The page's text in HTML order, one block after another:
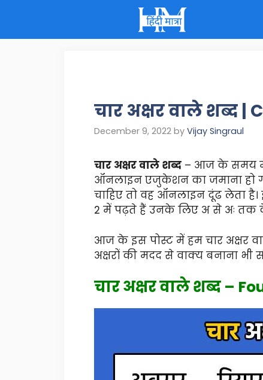
content
चार अक्षर वाले शब्द |
December 9, 2022 by Vijay Singraul
चार अक्षर वाले शब्द – आज के समय में
ऑनलाइन एजुकेशन का जमाना हो
चाहिए तो वह ऑनलाइन दूंढ लेता है।
2 में पढ़ते हैं उनके लिए अ से अः तक
आज के इस पोस्ट में हम चार अक्षर
अक्षरों की मदद से वाक्य बनाना
चार अक्षर वाले शब्द –